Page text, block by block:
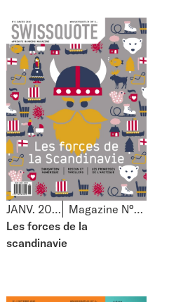
JANV. 2016
Magazine N°36
Les forces de la
scandinavie